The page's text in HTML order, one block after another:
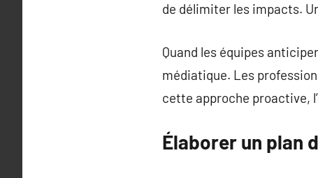
de délimiter les impacts.
Quand les équipes
médiatique. Les
cette approche proactive,
Élaborer un plan